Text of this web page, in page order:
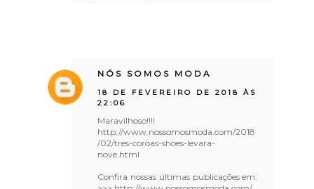
NÓS SOMOS MODA
18 DE FEVEREIRO DE 2018 ÀS
22:06
Maravilhoso!!!!
http://www.nossomosmoda.com/2018
/02/tres-coroas-shoes-levara-
nove.html
Confira nossas últimas publicações em: